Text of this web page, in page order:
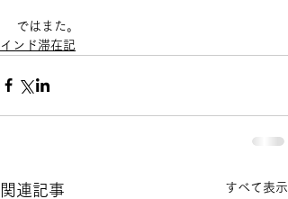
ではまた。
インド滞在記
関連記事 すべて表示